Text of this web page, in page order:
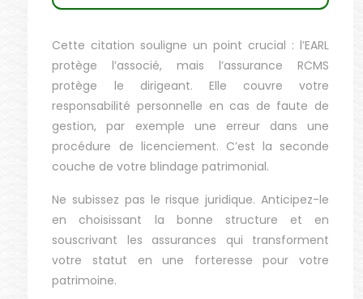
Cette citation souligne un point crucial : l’EARL
protège l’associé, mais l’assurance RCMS
protège le dirigeant. Elle couvre votre
responsabilité personnelle en cas de faute de
gestion, par exemple une erreur dans une
procédure de licenciement. C’est la seconde
couche de votre blindage patrimonial.
Ne subissez pas le risque juridique. Anticipez-le
en choisissant la bonne structure et en
souscrivant les assurances qui transforment
votre statut en une forteresse pour votre
patrimoine.